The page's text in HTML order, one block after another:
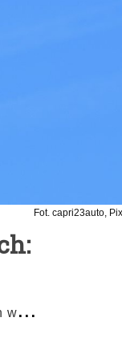
Fot. capri23auto,
w...